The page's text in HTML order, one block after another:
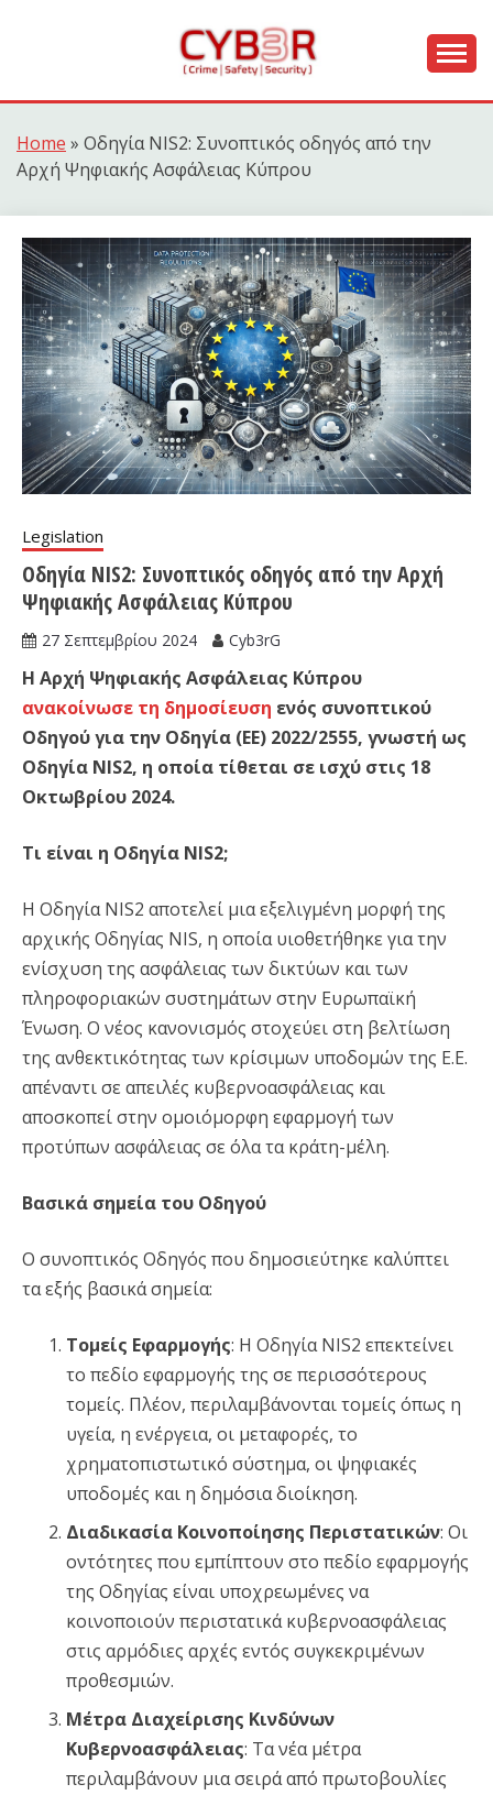
CYB3R
Home » Οδηγία NIS2: Συνοπτικός οδηγός από την
Αρχή Ψηφιακής Ασφάλειας Κύπρου
Legislation
Οδηγία NIS2: Συνοπτικός οδηγός από την Αρχή
Ψηφιακής Ασφάλειας Κύπρου
27 Σεπτεμβρίου 2024 Cyb3rG
Η Αρχή Ψηφιακής Ασφάλειας Κύπρου
ανακοίνωσε τη δημοσίευση ενός συνοπτικού
Οδηγού για την Οδηγία (ΕΕ) 2022/2555, γνωστή ως
Οδηγία NIS2, η οποία τίθεται σε ισχύ στις 18
Οκτωβρίου 2024.
Τι είναι η Οδηγία NIS2;
Η Οδηγία NIS2 αποτελεί μια εξελιγμένη μορφή της
αρχικής Οδηγίας NIS, η οποία υιοθετήθηκε για την
ενίσχυση της ασφάλειας των δικτύων και των
πληροφοριακών συστημάτων στην Ευρωπαϊκή
Ένωση. Ο νέος κανονισμός στοχεύει στη βελτίωση
της ανθεκτικότητας των κρίσιμων υποδομών της Ε.Ε.
απέναντι σε απειλές κυβερνοασφάλειας και
αποσκοπεί στην ομοιόμορφη εφαρμογή των
προτύπων ασφάλειας σε όλα τα κράτη-μέλη.
Βασικά σημεία του Οδηγού
Ο συνοπτικός Οδηγός που δημοσιεύτηκε καλύπτει
τα εξής βασικά σημεία:
Τομείς Εφαρμογής: Η Οδηγία NIS2 επεκτείνει
το πεδίο εφαρμογής της σε περισσότερους
τομείς. Πλέον, περιλαμβάνονται τομείς όπως η
υγεία, η ενέργεια, οι μεταφορές, το
χρηματοπιστωτικό σύστημα, οι ψηφιακές
υποδομές και η δημόσια διοίκηση.
Διαδικασία Κοινοποίησης Περιστατικών: Οι
οντότητες που εμπίπτουν στο πεδίο εφαρμογής
της Οδηγίας είναι υποχρεωμένες να
κοινοποιούν περιστατικά κυβερνοασφάλειας
στις αρμόδιες αρχές εντός συγκεκριμένων
προθεσμιών.
Μέτρα Διαχείρισης Κινδύνων
Κυβερνοασφάλειας: Τα νέα μέτρα
περιλαμβάνουν μια σειρά από πρωτοβουλίες